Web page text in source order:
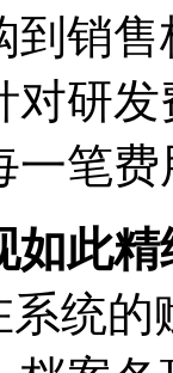
到销
对研发
一笔
如此
系统的